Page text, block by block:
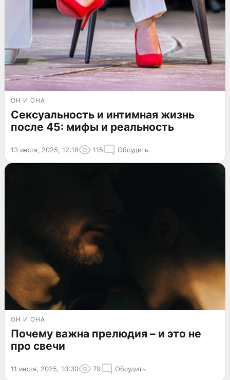
ОН И ОНА
Сексуальность и интимная жизнь
после 45: мифы и реальность
13 июля, 2025, 12:18 115 Обсудить
ОН И ОНА
Почему важна прелюдия – и это не
про свечи
11 июля, 2025, 10:30 79 Обсудить